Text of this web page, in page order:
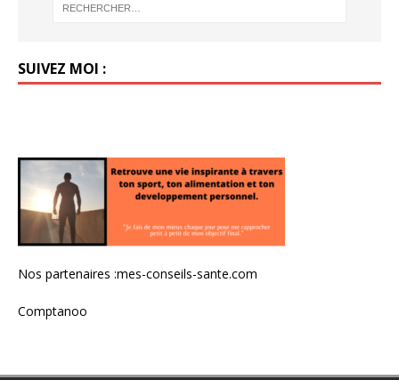
SUIVEZ MOI :
Nos partenaires :mes-conseils-sante.com
Comptanoo